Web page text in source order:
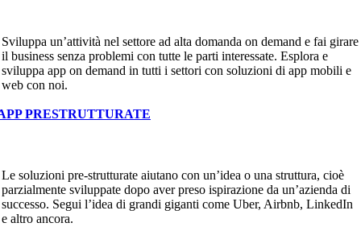
Sviluppa un’attività nel settore ad alta domanda on demand e fai girare
il business senza problemi con tutte le parti interessate. Esplora e
sviluppa app on demand in tutti i settori con soluzioni di app mobili e
web con noi.
PRESTRUTTURATE
Le soluzioni pre-strutturate aiutano con un’idea o una struttura, cioè
parzialmente sviluppate dopo aver preso ispirazione da un’azienda di
successo. Segui l’idea di grandi giganti come Uber, Airbnb, LinkedIn
e altro ancora.